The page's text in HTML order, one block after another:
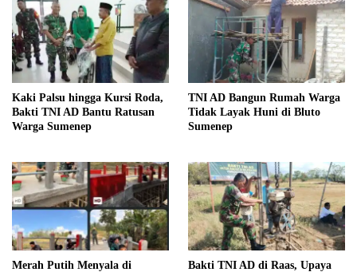
Kaki Palsu hingga Kursi Roda,
Bakti TNI AD Bantu Ratusan
Warga Sumenep
TNI AD Bangun Rumah Warga
Tidak Layak Huni di Bluto
Sumenep
Merah Putih Menyala di
Bakti TNI AD di Raas, Upaya